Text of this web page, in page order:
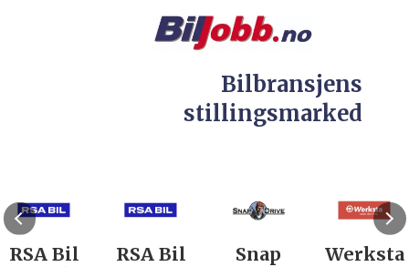
Bilbransjens
stillingsmarked
RSA Bil
RSA Bil
Snap
Werksta